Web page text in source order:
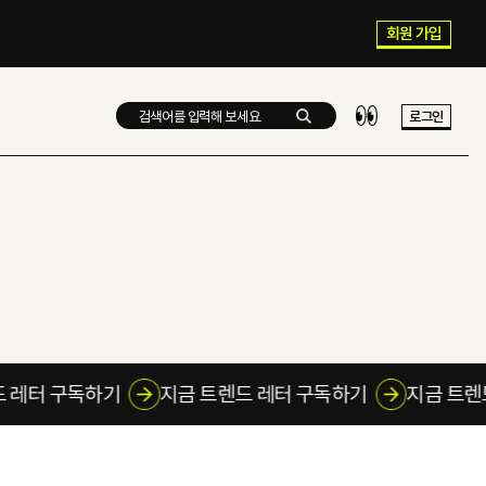
회원 가입
로그인
드 레터 구독하기 지금 트렌드 레터 구독하기 지금